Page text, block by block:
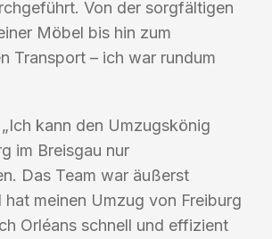
Von der sorgfältigen
Möbel bis hin zum
Transport – ich war rundum
„Ich kann den Umzugskönig
im Breisgau nur
Das Team war äußerst
meinen Umzug von Freiburg
Orléans schnell und effizient